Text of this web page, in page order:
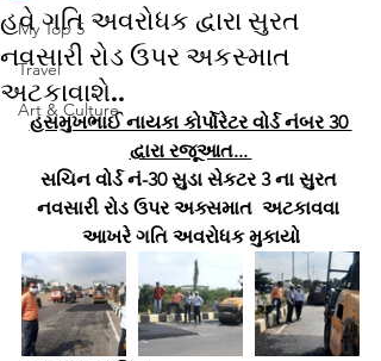
My Top 5
Travel
Art & Culture
હવે ગતિ અવરોધક દ્વારા સુરત
નવસારી રોડ ઉપર અકસ્માત
અટકાવાશે..
હસમુખભાઈ નાયકા કોર્પોરેટર વોર્ડ નંબર 30
દ્વારા રજૂઆત...
સચિન વોર્ડ નં-30 સુડા સેકટર 3 ના સુરત
નવસારી રોડ ઉપર અક્સમાત  અટકાવવા
આખરે ગતિ અવરોધક મુકાયો